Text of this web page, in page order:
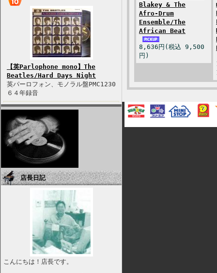
【英Parlophone mono】The
Beatles/Hard Days Night
英パーロフォン、モノラル盤PMC1230
６４年録音
店長日記
こんにちは！店長です。
Blakey & The
Afro-Drum
Ensemble/The
African Beat
8,636円(税込 9,500
円)